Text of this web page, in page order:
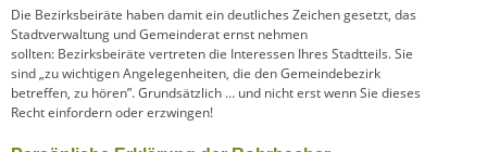
Die Bezirksbeiräte haben damit ein deutliches Zeichen gesetzt, das
Stadtverwaltung und Gemeinderat ernst nehmen
sollten: Bezirksbeiräte vertreten die Interessen Ihres Stadtteils. Sie
sind „zu wichtigen Angelegenheiten, die den Gemeindebezirk
betreffen, zu hören”. Grundsätzlich … und nicht erst wenn Sie dieses
Recht einfordern oder erzwingen!